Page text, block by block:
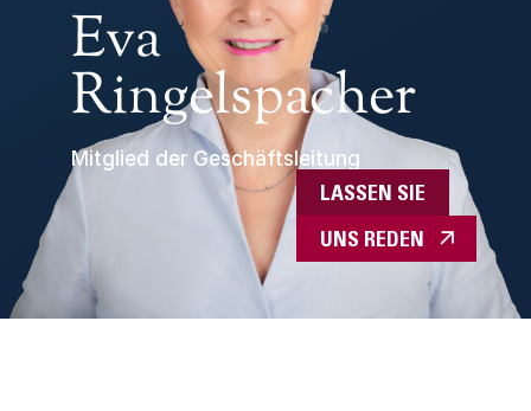
Eva
Ringelspacher
Mitglied der Geschäftsleitung
LASSEN SIE
UNS REDEN